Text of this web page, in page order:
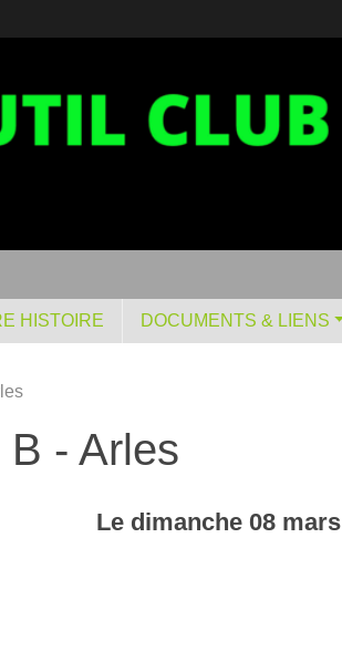
HISTOIRE DOCUMENTS & LIENS
- Arles
Le dimanche 08 mars